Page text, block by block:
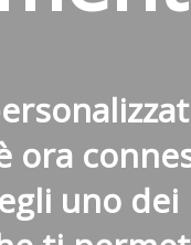
ora
uno